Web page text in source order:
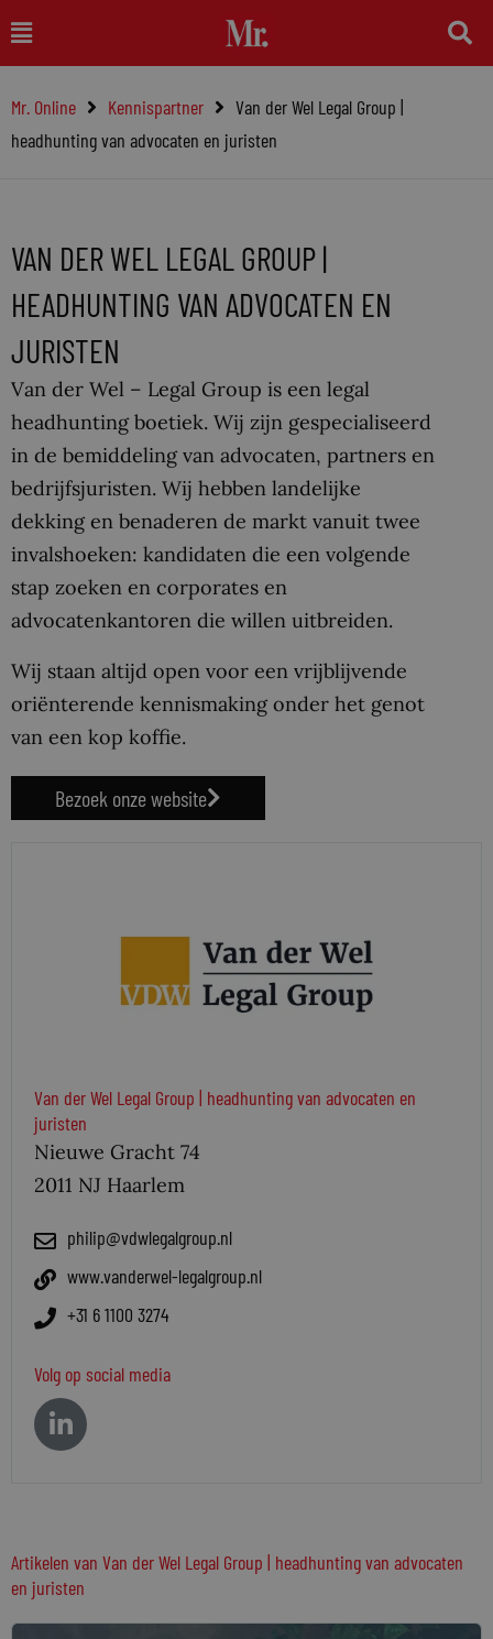
naar
inhoud
Main
Menu
Mr. Online Kennispartner
Van der Wel Legal Group |
headhunting van advocaten en juristen
VAN DER WEL LEGAL GROUP |
HEADHUNTING VAN ADVOCATEN EN
JURISTEN
Van der Wel – Legal Group is een legal
headhunting boetiek. Wij zijn gespecialiseerd
in de bemiddeling van advocaten, partners en
bedrijfsjuristen. Wij hebben landelijke
dekking en benaderen de markt vanuit twee
invalshoeken: kandidaten die een volgende
stap zoeken en corporates en
advocatenkantoren die willen uitbreiden.
Wij staan altijd open voor een vrijblijvende
oriënterende kennismaking onder het genot
van een kop koffie.
Bezoek onze website
Van der Wel Legal Group | headhunting van advocaten en
juristen
Nieuwe Gracht 74
2011 NJ Haarlem
philip@vdwlegalgroup.nl
www.vanderwel-legalgroup.nl
+31 6 1100 3274
Volg op social media
Artikelen van Van der Wel Legal Group | headhunting van advocaten
en juristen